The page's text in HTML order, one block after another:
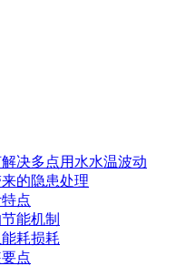
决多点用水水温波动
的隐患处理
点
能机制
耗损耗
点